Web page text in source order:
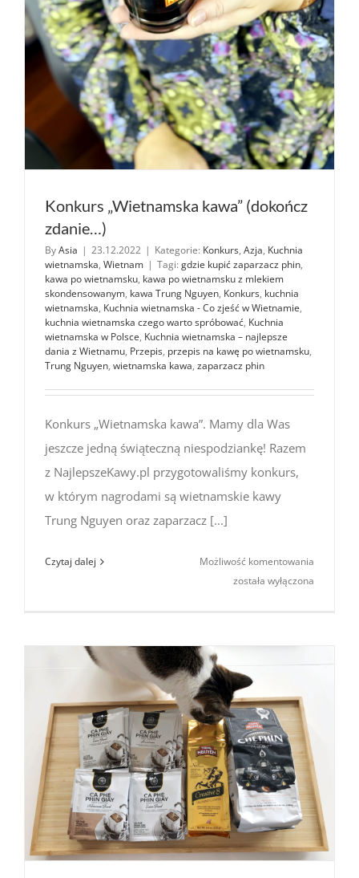
Konkurs „Wietnamska kawa” (dokończ
zdanie…)
ByAsia | 23.12.2022 | Kategorie: Konkurs, Azja, Kuchnia
wietnamska, Wietnam | Tagi: gdzie kupić zaparzacz phin,
kawa po wietnamsku, kawa po wietnamsku z mlekiem
skondensowanym, kawa Trung Nguyen, Konkurs, kuchnia
wietnamska, Kuchnia wietnamska - Co zjeść w Wietnamie,
kuchnia wietnamska czego warto spróbować, Kuchnia
wietnamska w Polsce, Kuchnia wietnamska – najlepsze
dania z Wietnamu, Przepis, przepis na kawę po wietnamsku,
Trung Nguyen, wietnamska kawa, zaparzacz phin
Konkurs „Wietnamska kawa”. Mamy dla Was
jeszcze jedną świąteczną niespodziankę! Razem
z NajlepszeKawy.pl przygotowaliśmy konkurs,
w którym nagrodami są wietnamskie kawy
Trung Nguyen oraz zaparzacz [...]
Czytaj dalej Możliwość komentowania
została wyłączona